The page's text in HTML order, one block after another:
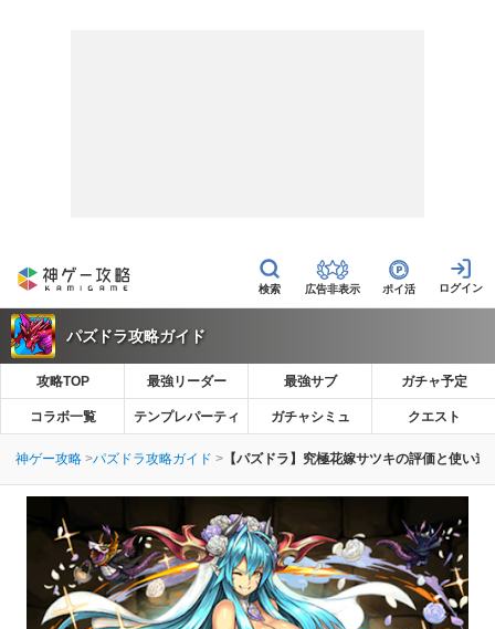
広告非表示 ポイ活
パズドラ攻略ガイド
攻略TOP 最強リーダー 最強サブ ガチャ予定
コラボ一覧 テンプレパーティ ガチャシミュ クエスト
神ゲー攻略 パズドラ攻略ガイド 【パズドラ】究極花嫁サツキの評価と使い道